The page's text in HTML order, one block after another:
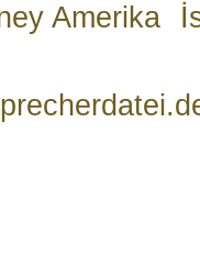
Amerika